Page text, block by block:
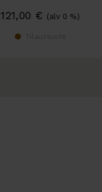
121,00 € (alv 0 %)